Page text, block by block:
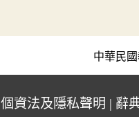
中華民國
個資法及隱私聲明 | 辭